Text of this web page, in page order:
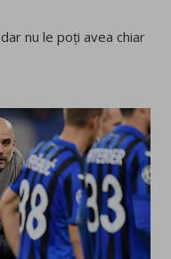
nu le poți avea chiar